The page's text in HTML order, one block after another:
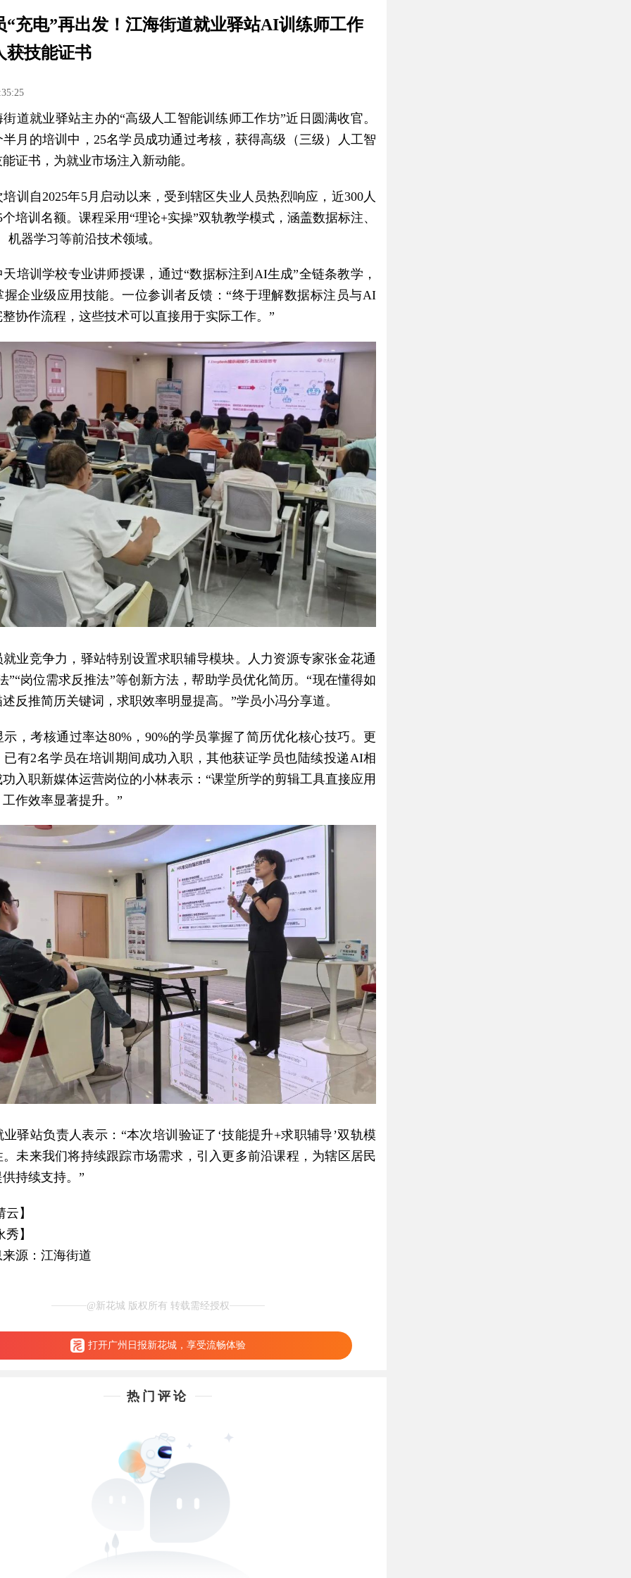
“充电”再出发！江海街道就业驿站AI训练师工作
获技能证书
道就业驿站主办的“高级人工智能训练师工作坊”近日圆满收官。
月的培训中，25名学员成功通过考核，获得高级（三级）人工智
证书，为就业市场注入新动能。
训自2025年5月启动以来，受到辖区失业人员热烈响应，近300人
培训名额。课程采用“理论+实操”双轨教学模式，涵盖数据标注、
机器学习等前沿技术领域。
培训学校专业讲师授课，通过“数据标注到AI生成”全链条教学，
握企业级应用技能。一位参训者反馈：“终于理解数据标注员与AI
协作流程，这些技术可以直接用于实际工作。”
业竞争力，驿站特别设置求职辅导模块。人力资源专家张金花通
”“岗位需求反推法”等创新方法，帮助学员优化简历。“现在懂得如
反推简历关键词，求职效率明显提高。”学员小冯分享道。
，考核通过率达80%，90%的学员掌握了简历优化核心技巧。更
已有2名学员在培训期间成功入职，其他获证学员也陆续投递AI相
入职新媒体运营岗位的小林表示：“课堂所学的剪辑工具直接应用
作效率显著提升。”
驿站负责人表示：“本次培训验证了‘技能提升+求职辅导’双轨模
未来我们将持续跟踪市场需求，引入更多前沿课程，为辖区居民
持续支持。”
】
】
源：江海街道
@新花城 版权所有 转载需经授权
打开广州日报新花城，享受流畅体验
热门评论